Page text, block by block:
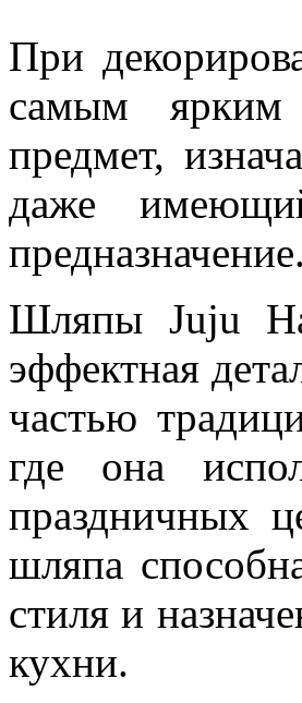
При
самым ярким
предмет,
даже
предназначение.
Шляпы Juju
эффектная
частью
где она
праздничных
шляпа
стиля и
кухни.